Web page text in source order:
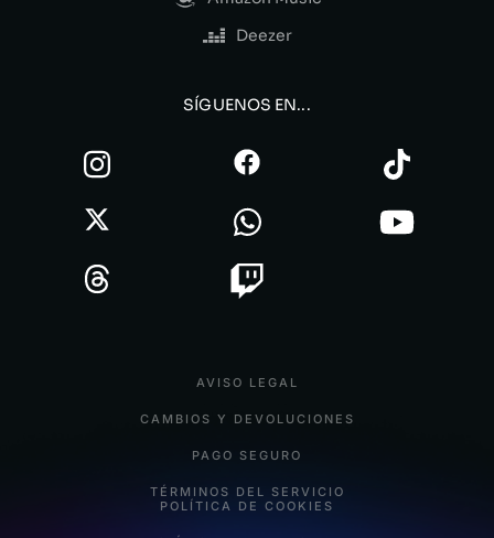
Deezer
SÍGUENOS EN...
AVISO LEGAL
CAMBIOS Y DEVOLUCIONES
PAGO SEGURO
TÉRMINOS DEL SERVICIO
POLÍTICA DE COOKIES